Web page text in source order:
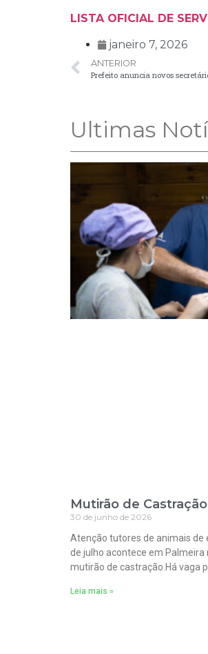
LISTA OFICIAL DE
janeiro 7, 2026
ANTERIOR
Prefeito anuncia novos
Ultimas
Mutirão de
30 de junho de 2026
Atenção tutores de animais de
de julho acontece em
mutirão de castração.Há vaga
Leia mais »